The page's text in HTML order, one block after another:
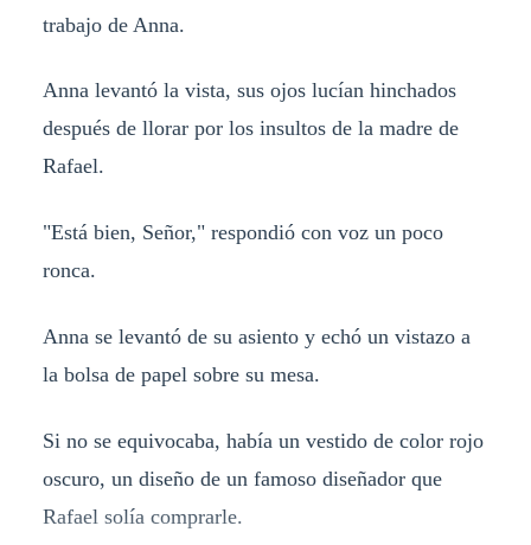
trabajo de Anna.
Anna levantó la vista, sus ojos lucían hinchados
después de llorar por los insultos de la madre de
Rafael.
"Está bien, Señor," respondió con voz un poco
ronca.
Anna se levantó de su asiento y echó un vistazo a
la bolsa de papel sobre su mesa.
Si no se equivocaba, había un vestido de color rojo
oscuro, un diseño de un famoso diseñador que
Rafael solía comprarle.